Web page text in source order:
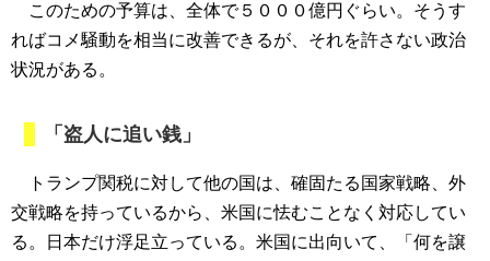
このための予算は、全体で５０００億円ぐらい。そうす
ればコメ騒動を相当に改善できるが、それを許さない政治
状況がある。
「盗人に追い銭」
トランプ関税に対して他の国は、確固たる国家戦略、外
交戦略を持っているから、米国に怯むことなく対応してい
る。日本だけ浮足立っている。米国に出向いて、「何を譲